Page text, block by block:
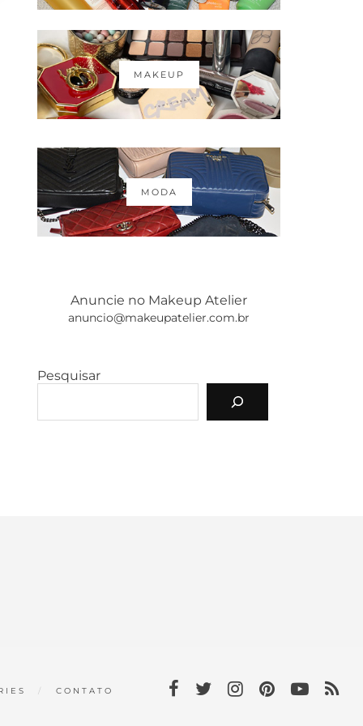
MAKEUP
MODA
Anuncie no Makeup Atelier
anuncio@makeupatelier.com.br
Pesquisar
CONTATO